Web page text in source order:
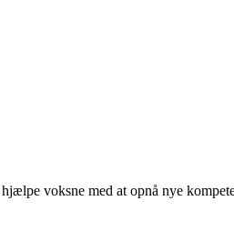
voksne med at opnå nye